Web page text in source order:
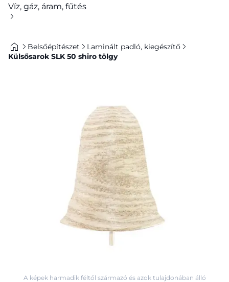
Víz, gáz, áram, fűtés
Belsőépítészet
Laminált padló, kiegészítő
Külsősarok SLK 50 shiro tölgy
A képek harmadik féltől származó és azok tulajdonában álló